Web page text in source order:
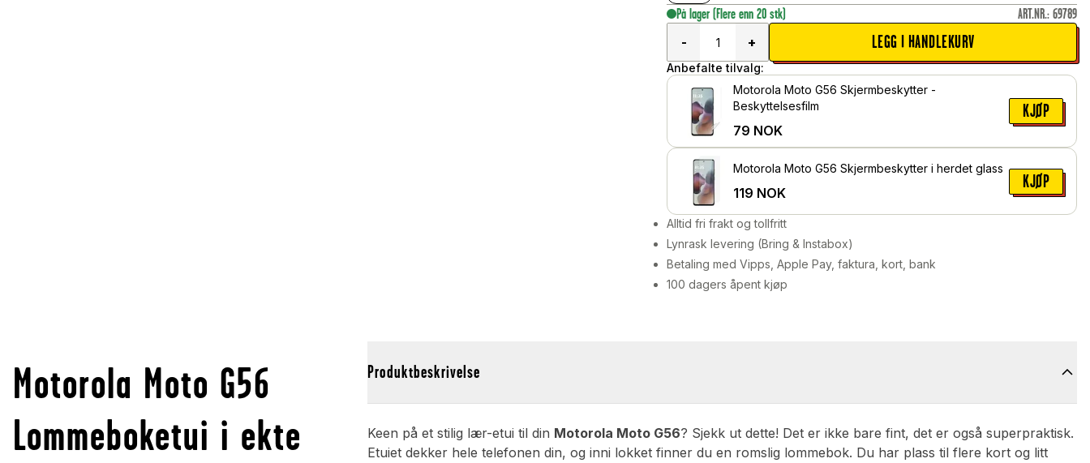
På lager (Flere enn 20 stk) ART.NR.: 69789
-
+ LEGG I HANDLEKURV
Anbefalte tilvalg:
Motorola Moto G56 Skjermbeskytter -
Beskyttelsesfilm
79 NOK
KJØP
Motorola Moto G56 Skjermbeskytter i herdet glass
119 NOK
KJØP
Alltid fri frakt og tollfritt
Lynrask levering (Bring & Instabox)
Betaling med Vipps, Apple Pay, faktura, kort, bank
100 dagers åpent kjøp
Motorola Moto G56
Lommeboketui i ekte
Produktbeskrivelse
Keen på et stilig lær-etui til din Motorola Moto G56? Sjekk ut dette! Det er ikke bare fint, det er også superpraktisk.
Etuiet dekker hele telefonen din, og inni lokket finner du en romslig lommebok. Du har plass til flere kort og litt